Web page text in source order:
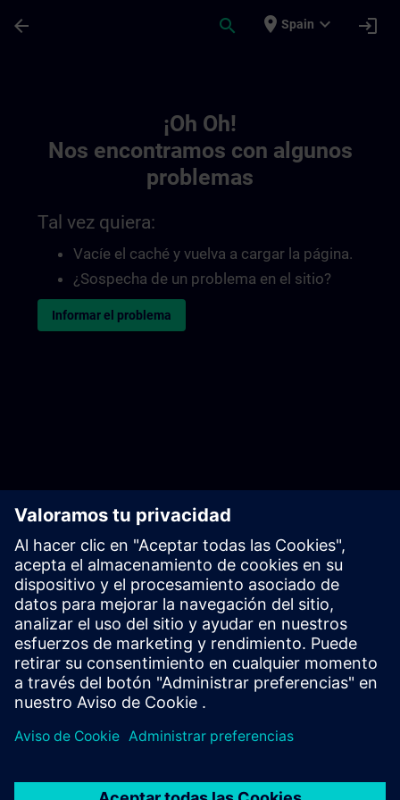
arrow_back search place Spain expand_more login
¡Oh Oh!
Nos encontramos con algunos
problemas
Tal vez quiera:
Vacíe el caché y vuelva a cargar la página.
¿Sospecha de un problema en el sitio?
Informar el problema